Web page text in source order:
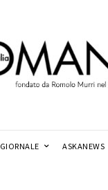
GIORNALE ASKANEWS